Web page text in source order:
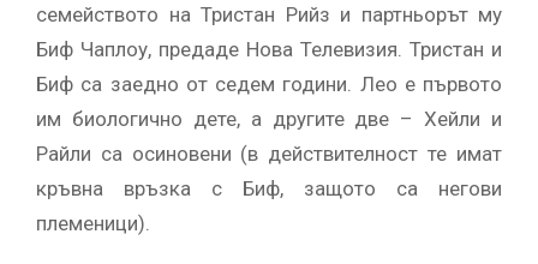
семейството на Тристан Рийз и партньорът му
Биф Чаплоу, предаде Нова Телевизия. Тристан и
Биф са заедно от седем години. Лео е първото
им биологично дете, а другите две – Хейли и
Райли са осиновени (в действителност те имат
кръвна връзка с Биф, защото са негови
племеници).